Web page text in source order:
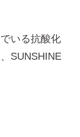
いる抗酸化
SUNSHINE